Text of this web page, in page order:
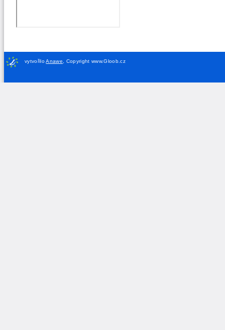
vytvořiloAnawe Copyright www.Gloob.cz